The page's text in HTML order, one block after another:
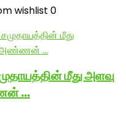
wishlist 0
மீது அளவு
…